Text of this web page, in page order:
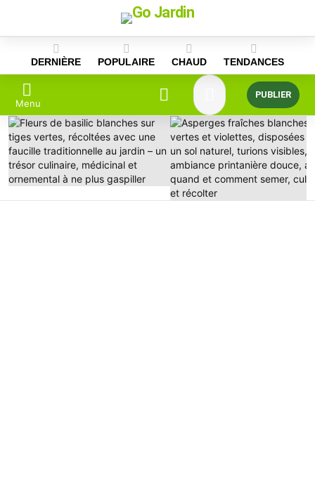
content
DERNIÈRE POPULAIRE CHAUD TENDANCES
Menu
PUBLIER
DERNIÈRES
HISTOIRES